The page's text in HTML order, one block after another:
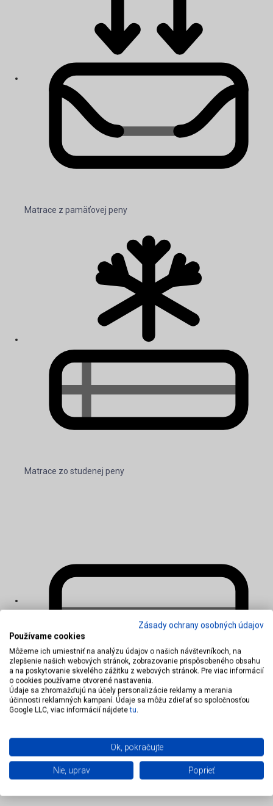
Matrace z pamäťovej peny
Matrace zo studenej peny
Zásady ochrany osobných údajov
Používame cookies
Môžeme ich umiestniť na analýzu údajov o našich návštevníkoch, na
zlepšenie našich webových stránok, zobrazovanie prispôsobeného obsahu
a na poskytovanie skvelého zážitku z webových stránok. Pre viac informácií
o cookies používame otvorené nastavenia.
Údaje sa zhromažďujú na účely personalizácie reklamy a merania
účinnosti reklamných kampaní. Údaje sa môžu zdieľať so spoločnosťou
Google LLC, viac informácií nájdetetu.
Ok, pokračujte
Nie, uprav Poprieť